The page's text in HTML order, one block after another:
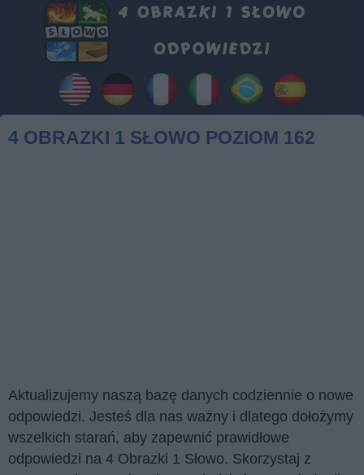
4 OBRAZKI 1 SŁOWO POZIOM 162
Aktualizujemy naszą bazę danych codziennie o nowe
odpowiedzi. Jesteś dla nas ważny i dlatego dołożymy
wszelkich starań, aby zapewnić prawidłowe
odpowiedzi na 4 Obrazki 1 Słowo. Skorzystaj z